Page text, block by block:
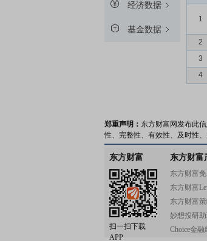
经济数据
基金数据
1
2
3
4
郑重声明： 东方财富网发布此
性、完整性、有效性、及时性
东方财富
扫一扫下载
APP
东方财富
东方财富
东方财富
东方财富
妙想投研
Choice金融